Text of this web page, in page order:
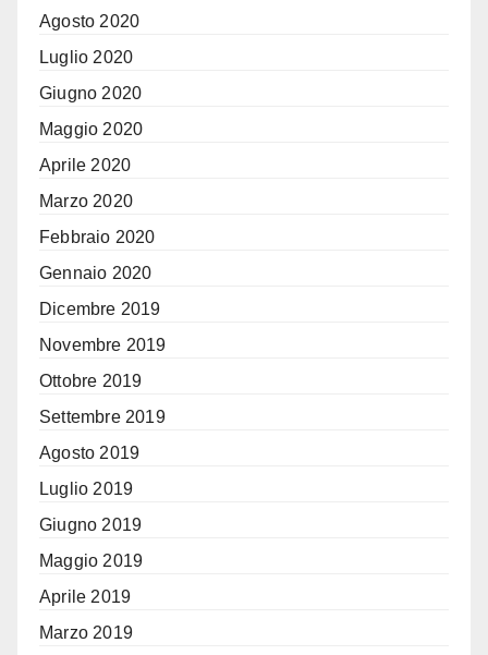
Agosto 2020
Luglio 2020
Giugno 2020
Maggio 2020
Aprile 2020
Marzo 2020
Febbraio 2020
Gennaio 2020
Dicembre 2019
Novembre 2019
Ottobre 2019
Settembre 2019
Agosto 2019
Luglio 2019
Giugno 2019
Maggio 2019
Aprile 2019
Marzo 2019